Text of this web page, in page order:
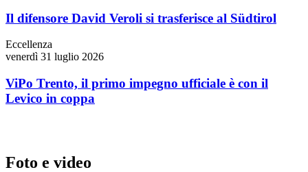
Il difensore David Veroli si trasferisce al Südtirol
Eccellenza
venerdì 31 luglio 2026
ViPo Trento, il primo impegno ufficiale è con il
Levico in coppa
Foto e video